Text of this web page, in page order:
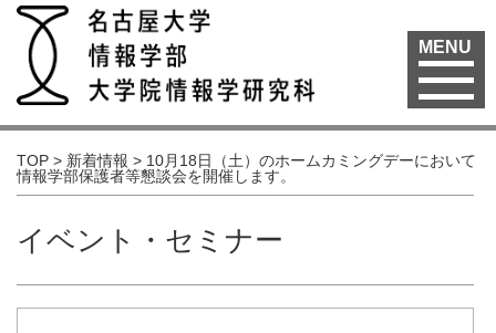
MENU
TOP > 新着情報 > 10月18日（土）のホームカミングデーにおいて
情報学部保護者等懇談会を開催します。
イベント・セミナー